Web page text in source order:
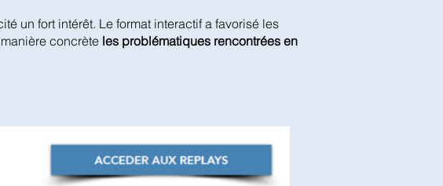
un fort intérêt. Le format interactif a favorisé les
concrète les problématiques rencontrées en